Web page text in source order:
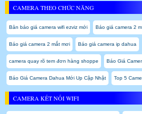
CAMERA THEO CHỨC NĂNG
Bản báo giá camera wifi ezviz mới Báo giá camera 2
Báo giá camera 2 mắt mơi Báo giá camera ip dahua
camera quay rõ tem đơn hàng shoppe Báo Giá
Báo Giá Camera Dahua Mới Up Cập Nhật Top 5
CAMERA KẾT NỐI WIFI